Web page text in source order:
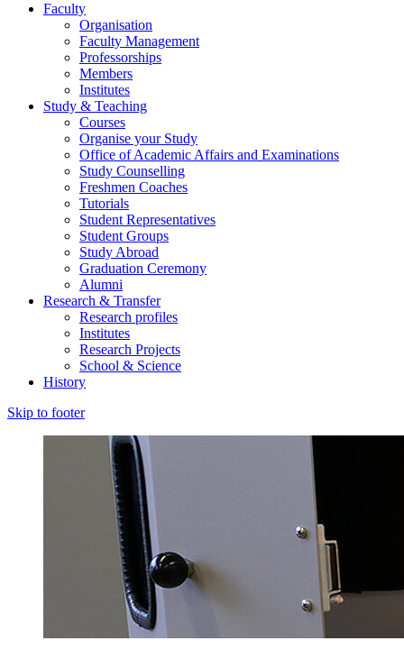
Faculty
Organisation
Faculty Management
Professorships
Members
Institutes
Study & Teaching
Courses
Organise your Study
Office of Academic Affairs and Examinations
Study Counselling
Freshmen Coaches
Tutorials
Student Representatives
Student Groups
Study Abroad
Graduation Ceremony
Alumni
Research & Transfer
Research profiles
Institutes
Research Projects
School & Science
History
Skip to footer